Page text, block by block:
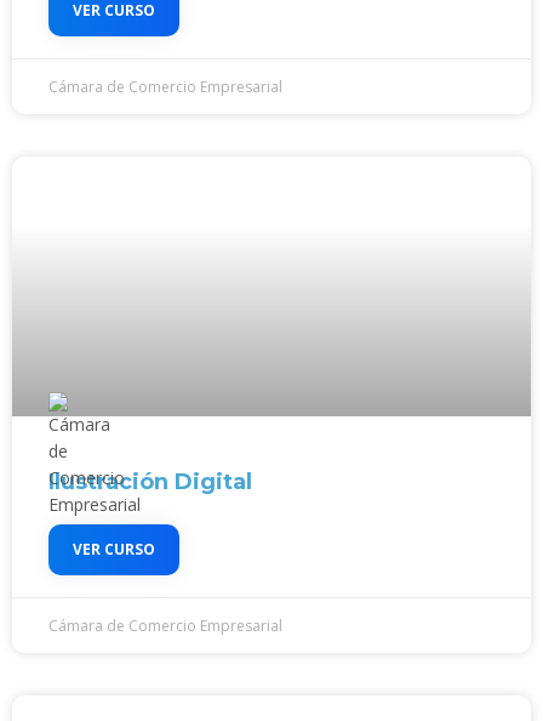
VER CURSO
Cámara de Comercio Empresarial
Ilustración Digital
VER CURSO
Cámara de Comercio Empresarial